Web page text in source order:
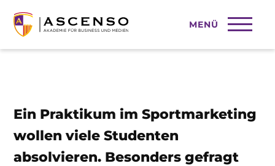
MENÜ
Praktikum im Sportmarketing
Ein Praktikum im Sportmarketing
wollen viele Studenten
absolvieren. Besonders gefragt